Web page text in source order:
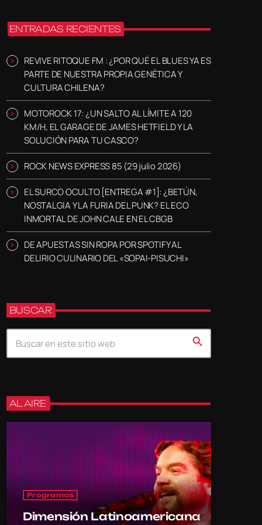
ENTRADAS RECIENTES
REVIVE RITOQUE FM : ¿POR QUÉ EL BLUES YA ES
PARTE DE NUESTRA PROPIA GENÉTICA Y
CULTURA CHILENA?
MOTOROCK 17: ¿UN SALTO AL LÍMITE A 120
KM/H, EL GARAGE DE JAMES HETFIELD Y LA
SOLUCIÓN PARA TU CASCO?
ROCK NEWS EXPRESS 85 (29 julio 2026)
EL SURCO OCULTO [ENTREGA #1]: ¿BETÚN,
NOSTALGIA Y LA FURIA DEL PUNK? EL ECO
INMORTAL DE JOHN CALE EN EL CBGB
DE APUESTAS SIN ROPA POR SPOTIFY AL
DELIRIO CULINARIO DEL «SOPAI-PISUCHI»
BUSCAR
search
AL AIRE
Programas
Dimensión Latinoamericana